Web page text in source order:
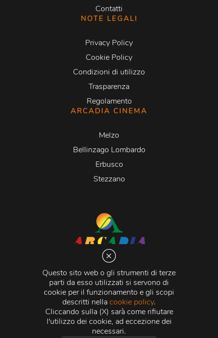
Questo sito web o gli strumenti di terze
parti da esso utilizzati si servono di
cookie per il funzionamento e gli scopi
descritti nellacookie policy.
Cliccando sulla (X) sarà come rifiutare
l'utilizzo dei cookie, ad eccezione dei
necessari.
Contatti
NOTE LEGALI
Privacy Policy
Cookie Policy
Condizioni di utilizzo
Trasparenza
Regolamento
ARCADIA CINEMA
Melzo
Bellinzago Lombardo
Erbusco
Stezzano
Via Martiri della Libertà 20066 Melzo (MI)
C.C.I.A.A. - R.E.A di Milano n. 1427910
Registro delle Imprese di Milano n. 338392 -
Fiscale e Partita Iva11015840157 | Capitale Sociale
500.000,00 i.v.
Credits:Crea Informatica S.r.l. 2026 © Tutti i diritti
riservati.